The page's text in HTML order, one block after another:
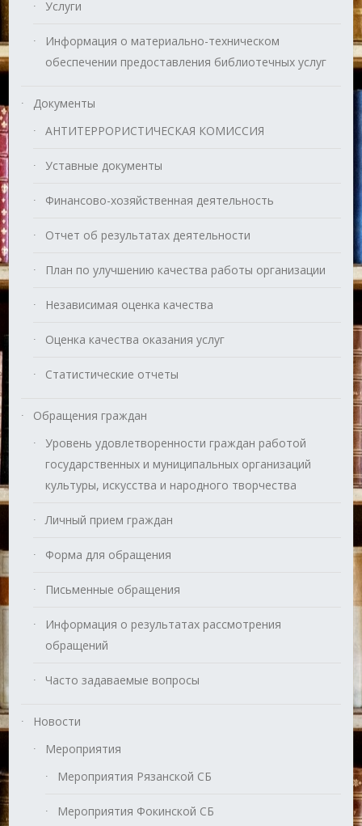
Услуги
Информация о материально-техническом
обеспечении предоставления библиотечных услуг
Документы
АНТИТЕРРОРИСТИЧЕСКАЯ КОМИССИЯ
Уставные документы
Финансово-хозяйственная деятельность
Отчет об результатах деятельности
План по улучшению качества работы организации
Независимая оценка качества
Оценка качества оказания услуг
Статистические отчеты
Обращения граждан
Уровень удовлетворенности граждан работой
государственных и муниципальных организаций
культуры, искусства и народного творчества
Личный прием граждан
Форма для обращения
Письменные обращения
Информация о результатах рассмотрения
обращений
Часто задаваемые вопросы
Новости
Мероприятия
Мероприятия Рязанской СБ
Мероприятия Фокинской СБ